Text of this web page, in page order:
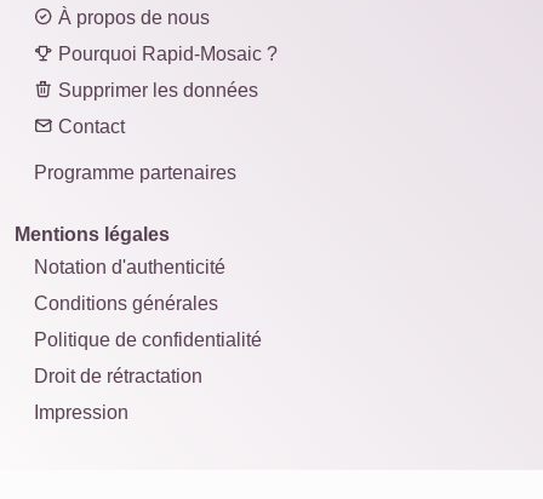
À propos de nous
Pourquoi Rapid-Mosaic ?
Supprimer les données
Contact
Programme partenaires
Mentions légales
Notation d'authenticité
Conditions générales
Politique de confidentialité
Droit de rétractation
Impression